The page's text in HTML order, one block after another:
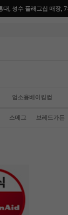
업소용베이킹컵
스메그 브레드가든